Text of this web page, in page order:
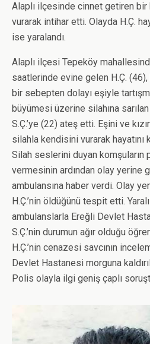
Alaplı ilçesinde cinnet getiren bir
vurarak intihar etti. Olayda H.Ç.
ise yaralandı.
Alaplı ilçesi Tepeköy
saatlerinde evine gelen H.Ç.
bir sebepten dolayı eşiyle
büyümesi üzerine silahına sarılan
S.Ç.’ye (22) ateş etti. Eşini ve
silahla kendisini vurarak hayatını
Silah seslerini duyan komşuların
vermesinin ardından olay yerine
ambulansına haber verdi. Olay
H.Ç.’nin öldüğünü tespit etti.
ambulanslarla Ereğli Devlet
S.Ç.’nin durumun ağır olduğu
H.Ç.’nin cenazesi savcının
Devlet Hastanesi morguna
Polis olayla ilgi geniş çaplı